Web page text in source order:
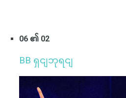
06 ၏ 02
BB ရှငျဘုရငျ